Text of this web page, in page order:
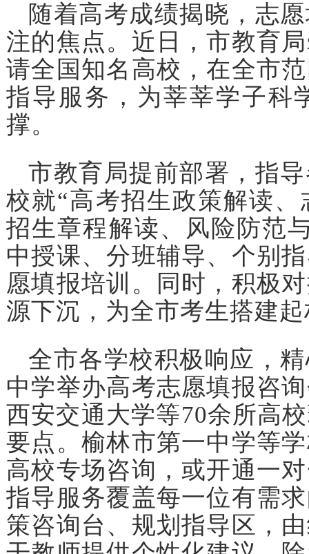
随着高考成绩揭晓，志
注的焦点。近日，市教育
请全国知名高校，在全市
指导服务，为莘莘学子科
撑。
市教育局提前部署，指
校就“高考招生政策解读
招生章程解读、风险防范
中授课、分班辅导、个别
愿填报培训。同时，积极
源下沉，为全市考生搭建
全市各学校积极响应，
中学举办高考志愿填报咨
西安交通大学等70余所高
要点。榆林市第一中学等
高校专场咨询，或开通一
指导服务覆盖每一位有需
策咨询台、规划指导区，